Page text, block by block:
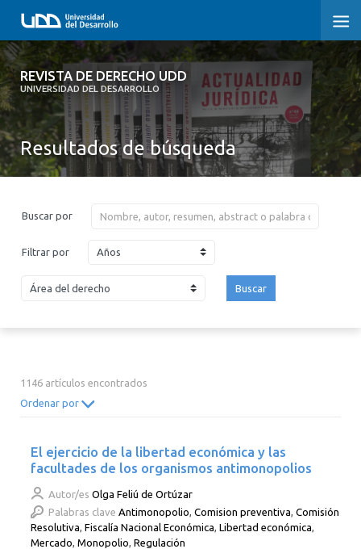
REVISTA DE DERECHO UDD
UNIVERSIDAD DEL DESARROLLO
REVISTA DE DERECHO UDD
INICIO
ACERCA DE LA REVISTA
CONVOCATORIA
CONTACTO Y SUSCRIPCIÓN
Resultados de búsqueda
Buscar por
Filtrar por Años
2002 2001
Buscar
1146 artículos encontrados
Ordenar por
El ejercicio de la libertad económica y las
facultades de los organismos antimonopolios
Autor/es Olga Feliú de Ortúzar
Palabras clave Antimonopolio,Comision preventiva,Comisión
Resolutiva,Fiscalía Nacional Económica,Libertad económica,
Mercado,Monopolio,Regulación